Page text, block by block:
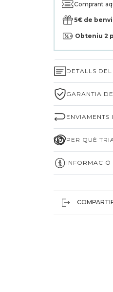
Comprant
5€ de
Obteniu 2
DETALLS
GARANTIA
ENVIAMENTS
PER QUÈ